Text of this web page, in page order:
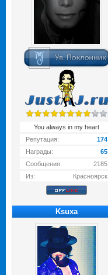
You always in my heart
Репутация:
174
Награды:
65
Сообщения:
2185
Из:
Красноярск
Ksuxa